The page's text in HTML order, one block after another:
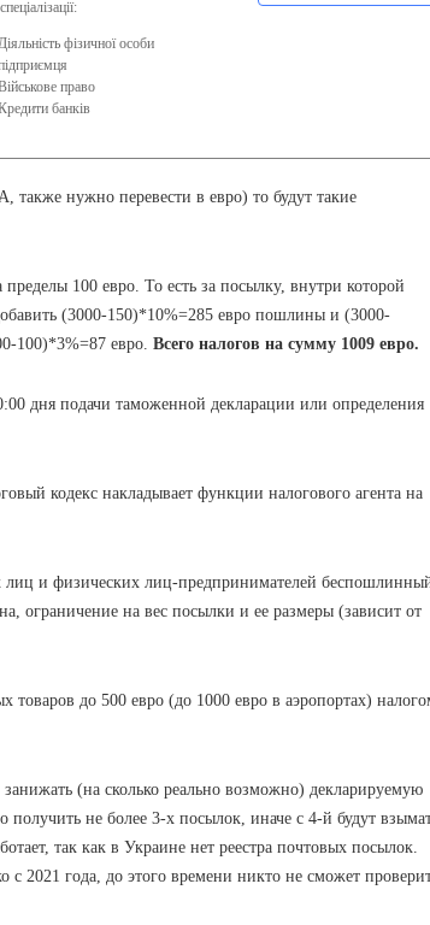
Діяльність фізичної особи
право
банків
нужно перевести в евро) то будут такие
100 евро. То есть за посылку, внутри которой
(3000-150)*10%=285 евро пошлины и (3000-
100)*3%=87 евро. Всего налогов на сумму 1009 евро.
дня подачи таможенной декларации или определения
кодекс накладывает функции налогового агента на
и физических лиц-предпринимателей
ограничение на вес посылки и ее размеры (зависит от
товаров до 500 евро (до 1000 евро в аэропортах)
(на сколько реально возможно) декларируемую
не более 3-х посылок, иначе с 4-й будут
так как в Украине нет реестра почтовых посылок.
с 2021 года, до этого времени никто не сможет